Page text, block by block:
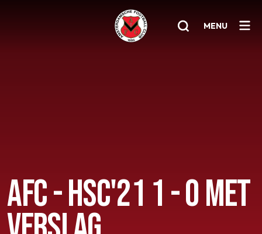
MENU
Senioren
Clubinfo
AFC - HSC'21 1 - 0 MET